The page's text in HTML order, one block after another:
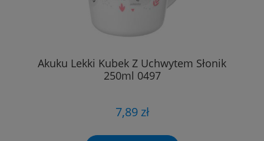
Akuku Lekki Kubek Z Uchwytem Słonik
250ml 0497
7,89 zł